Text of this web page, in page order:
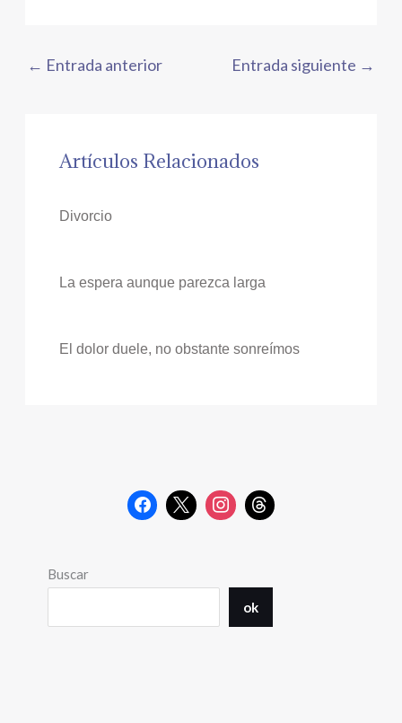
← Entrada anterior Entrada siguiente →
Artículos Relacionados
Divorcio
La espera aunque parezca larga
El dolor duele, no obstante sonreímos
Buscar
ok